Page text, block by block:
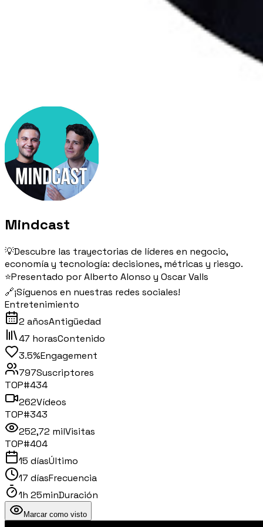
Mindcast
💡Descubre las trayectorias de líderes en negocio,
economía y tecnología: decisiones, métricas y riesgo.
⭐️Presentado por Alberto Alonso y Oscar Valls
🔗¡Síguenos en nuestras redes sociales!
Entretenimiento
2 añosAntigüedad
47 horasContenido
3.5%Engagement
797Suscriptores
TOP#434
262Vídeos
TOP#343
252,72 milVisitas
TOP#404
15 díasÚltimo
17 díasFrecuencia
1h 25minDuración
Marcar como visto